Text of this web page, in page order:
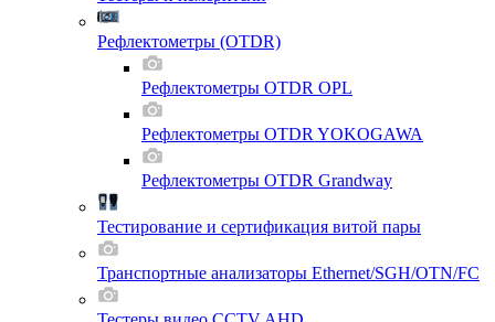
Рефлектометры (OTDR)
Рефлектометры OTDR OPL
Рефлектометры OTDR YOKOGAWA
Рефлектометры OTDR Grandway
Тестирование и сертификация витой пары
Транспортные анализаторы Ethernet/SGH/OTN/FC